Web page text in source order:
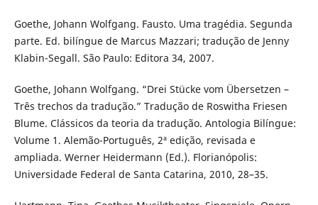
Goethe, Johann Wolfgang. Fausto. Uma tragédia. Segunda
parte. Ed. bilíngue de Marcus Mazzari; tradução de Jenny
Klabin-Segall. São Paulo: Editora 34, 2007.
Goethe, Johann Wolfgang. “Drei Stücke vom Übersetzen –
Três trechos da tradução.” Tradução de Roswitha Friesen
Blume. Clássicos da teoria da tradução. Antologia Bilíngue:
Volume 1. Alemão-Português, 2ª edição, revisada e
ampliada. Werner Heidermann (Ed.). Florianópolis:
Universidade Federal de Santa Catarina, 2010, 28–35.